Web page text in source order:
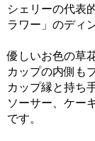
シェリーの代表
ラワー」のディ
優しいお色の草
カップの内側も
カップ縁と持ち
ソーサー、ケー
です。